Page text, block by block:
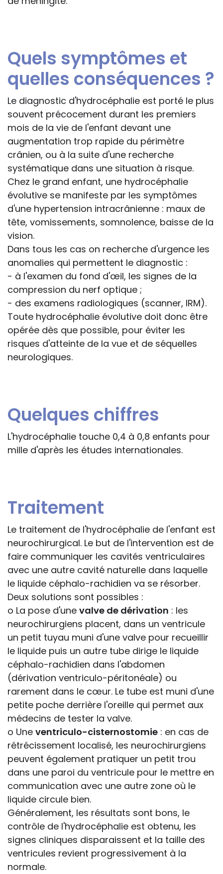
Quels symptômes et
quelles conséquences ?
Le diagnostic d'hydrocéphalie est porté le plus
souvent précocement durant les premiers
mois de la vie de l'enfant devant une
augmentation trop rapide du périmètre
crânien, ou à la suite d'une recherche
systématique dans une situation à risque.
Chez le grand enfant, une hydrocéphalie
évolutive se manifeste par les symptômes
d'une hypertension intracrânienne : maux de
tête, vomissements, somnolence, baisse de la
vision.
Dans tous les cas on recherche d'urgence les
anomalies qui permettent le diagnostic :
- à l'examen du fond d'œil, les signes de la
compression du nerf optique ;
- des examens radiologiques (scanner, IRM).
Toute hydrocéphalie évolutive doit donc être
opérée dès que possible, pour éviter les
risques d'atteinte de la vue et de séquelles
neurologiques.
Quelques chiffres
L'hydrocéphalie touche 0,4 à 0,8 enfants pour
mille d'après les études internationales.
Traitement
Le traitement de l'hydrocéphalie de l'enfant est
neurochirurgical. Le but de l'intervention est de
faire communiquer les cavités ventriculaires
avec une autre cavité naturelle dans laquelle
le liquide céphalo-rachidien va se résorber.
Deux solutions sont possibles :
o La pose d'une valve de dérivation : les
neurochirurgiens placent, dans un ventricule
un petit tuyau muni d'une valve pour recueillir
le liquide puis un autre tube dirige le liquide
céphalo-rachidien dans l'abdomen
(dérivation ventriculo-péritonéale) ou
rarement dans le cœur. Le tube est muni d'une
petite poche derrière l'oreille qui permet aux
médecins de tester la valve.
o Une ventriculo-cisternostomie : en cas de
rétrécissement localisé, les neurochirurgiens
peuvent également pratiquer un petit trou
dans une paroi du ventricule pour le mettre en
communication avec une autre zone où le
liquide circule bien.
Généralement, les résultats sont bons, le
contrôle de l'hydrocéphalie est obtenu, les
signes cliniques disparaissent et la taille des
ventricules revient progressivement à la
normale.